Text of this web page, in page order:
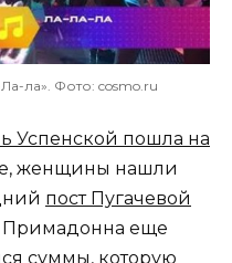
ла». Фото: cosmo.ru
Успенской пошла на
женщины нашли
пост Пугачевой
Примадонна еще
суммы, которую